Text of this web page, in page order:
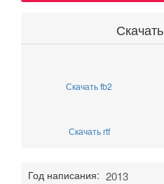
Скачать fb2
Скачать rtf
Год написания: 2013